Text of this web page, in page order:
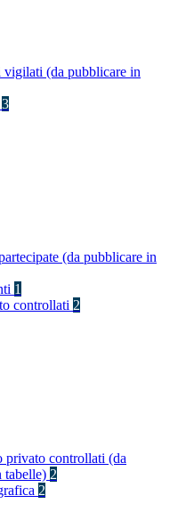
(da pubblicare in
3
(da pubblicare in
1
controllati 2
privato controllati (da
tabelle) 2
2